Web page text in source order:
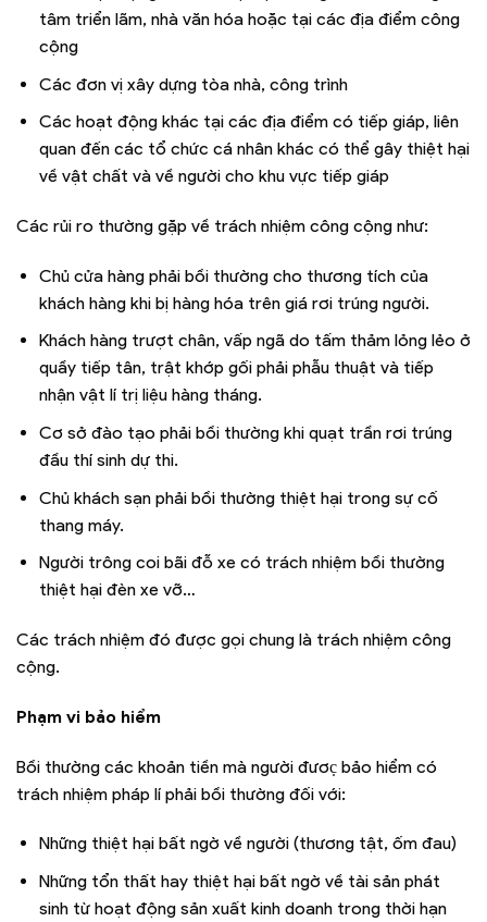
tâm triển lãm, nhà văn hóa hoặc tại các địa điểm công
cộng
Các đơn vị xây dựng tòa nhà, công trình
Các hoạt động khác tại các địa điểm có tiếp giáp, liên
quan đến các tổ chức cá nhân khác có thể gây thiệt hại
về vật chất và về người cho khu vực tiếp giáp
Các rủi ro thường gặp về trách nhiệm công cộng như:
Chủ cửa hàng phải bồi thường cho thương tích của
khách hàng khi bị hàng hóa trên giá rơi trúng người.
Khách hàng trượt chân, vấp ngã do tấm thảm lỏng lẻo ở
quầy tiếp tân, trật khớp gối phải phẫu thuật và tiếp
nhận vật lí trị liệu hàng tháng.
Cơ sở đào tạo phải bồi thường khi quạt trần rơi trúng
đầu thí sinh dự thi.
Chủ khách sạn phải bồi thường thiệt hại trong sự cố
thang máy.
Người trông coi bãi đỗ xe có trách nhiệm bồi thường
thiệt hại đèn xe vỡ…
Các trách nhiệm đó được gọi chung là trách nhiệm công
cộng.
Phạm vi bảo hiểm
Bồi thường các khoản tiền mà người đươc̣ bảo hiểm có
trách nhiệm pháp lí phải bồi thường đối với:
Những thiệt hại bất ngờ về người (thương tật, ốm đau)
Những tổn thất hay thiệt hại bất ngờ về tài sản phát
sinh từ hoạt động sản xuất kinh doanh trong thời hạn